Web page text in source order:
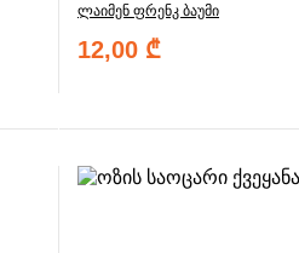
ლაიმენ ფრენკ ბაუმი
12,00 ₾